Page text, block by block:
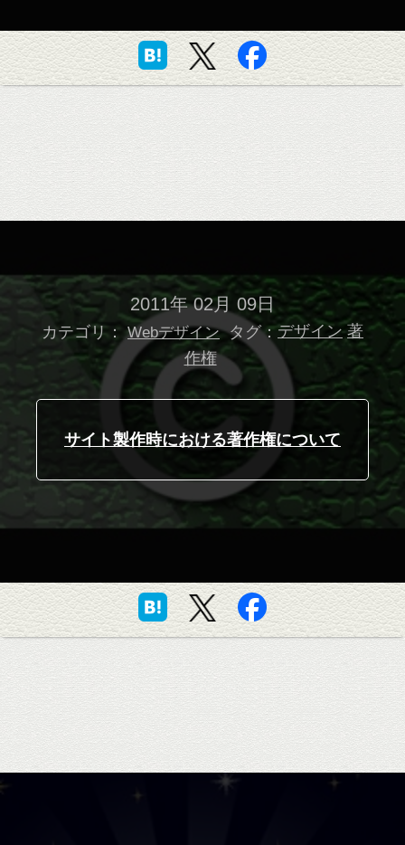
2011年 02月 09日
カテゴリ： Webデザイン タグ： デザイン 著
作権
サイト製作時における著作権について